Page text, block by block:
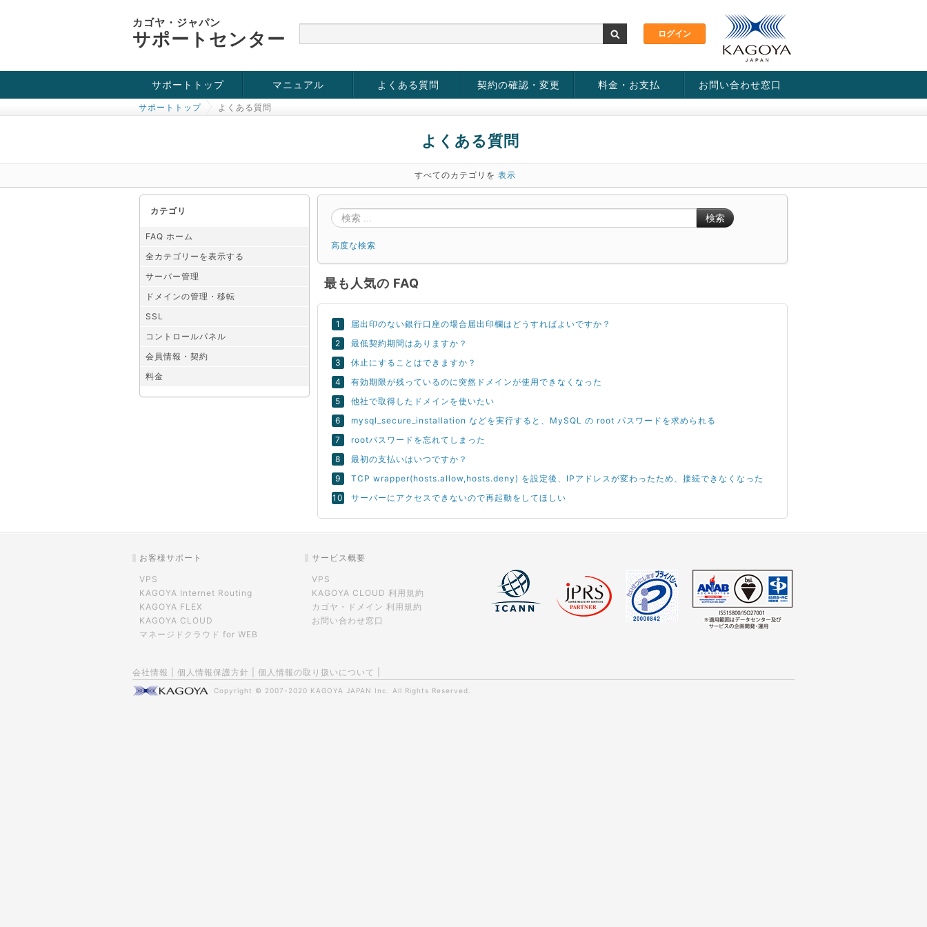
カゴヤ・ジャパン
サポートセンター
サポートトップ
お役立ち情報
チュートリアル
障害・メンテナンス情報
マニュアル よくある質問 契約の確認・変更 料金・お支払 お問い合わせ窓口
サポートトップ よくある質問
よくある質問
すべてのカテゴリを 表示
カテゴリ
FAQ ホーム
全カテゴリーを表示する
サーバー管理
ドメインの管理・移転
SSL
コントロールパネル
会員情報・契約
料金
検索
高度な検索
最も人気の FAQ
届出印のない銀行口座の場合届出印欄はどうすればよいですか？
最低契約期間はありますか？
休止にすることはできますか？
有効期限が残っているのに突然ドメインが使用できなくなった
他社で取得したドメインを使いたい
mysql_secure_installation などを実行すると、MySQL の root パスワードを求められる
rootパスワードを忘れてしまった
最初の支払いはいつですか？
TCP wrapper(hosts.allow,hosts.deny) を設定後、IPアドレスが変わったため、接続できなくなった
サーバーにアクセスできないので再起動をしてほしい
お客様サポート
VPS
KAGOYA Internet Routing
KAGOYA FLEX
KAGOYA CLOUD
マネージドクラウド for WEB
サービス概要
VPS
KAGOYA CLOUD 利用規約
カゴヤ・ドメイン 利用規約
お問い合わせ窓口
会社情報 個人情報保護方針 個人情報の取り扱いについて
Copyright © 2007-2020 KAGOYA JAPAN Inc. All Rights Reserved.